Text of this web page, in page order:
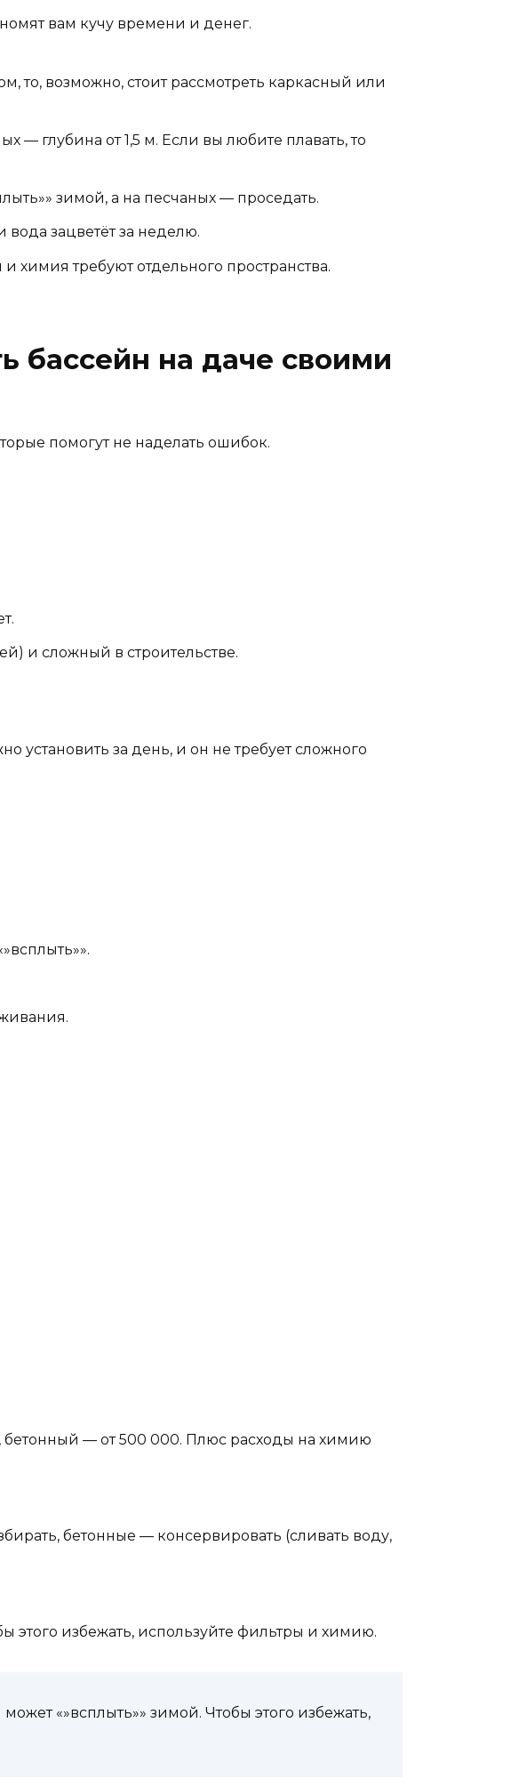
вам кучу времени и денег.
то, возможно, стоит рассмотреть каркасный или
— глубина от 1,5 м. Если вы любите плавать, то
зимой, а на песчаных — проседать.
зацветёт за неделю.
химия требуют отдельного пространства.
бассейн на даче своими
помогут не наделать ошибок.
и сложный в строительстве.
установить за день, и он не требует сложного
бетонный — от 500 000. Плюс расходы на химию
бетонные — консервировать (сливать воду,
этого избежать, используйте фильтры и химию.
«»всплыть»» зимой. Чтобы этого избежать,